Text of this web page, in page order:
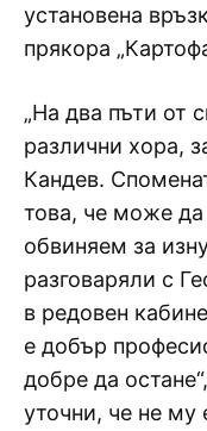
установена
прякора
„На два пъти от
различни хора,
Кандев.
това, че може да
обвиняем за
разговаряли с
в редовен
е добър
добре да
уточни, че не му